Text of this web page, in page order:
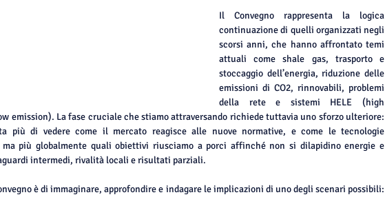
Il Convegno rappresenta la logica
continuazione di quelli organizzati negli
scorsi anni, che hanno affrontato temi
attuali come shale gas, trasporto e
stoccaggio dell’energia, riduzione delle
emissioni di CO2, rinnovabili, problemi
della rete e sistemi HELE (high
emission). La fase cruciale che stiamo attraversando richiede tuttavia uno sforzo ulteriore:
più di vedere come il mercato reagisce alle nuove normative, e come le tecnologie
ma più globalmente quali obiettivi riusciamo a porci affinché non si dilapidino energie e
intermedi, rivalità locali e risultati parziali.
è di immaginare, approfondire e indagare le implicazioni di uno degli scenari possibili: